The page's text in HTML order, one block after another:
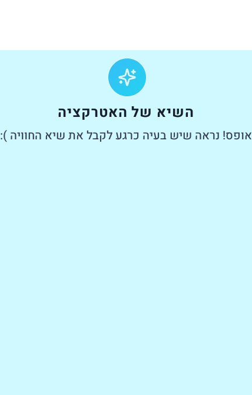
השיא של האטרקציה
אופס! נראה שיש בעיה כרגע לקבל את שיא החוויה ):